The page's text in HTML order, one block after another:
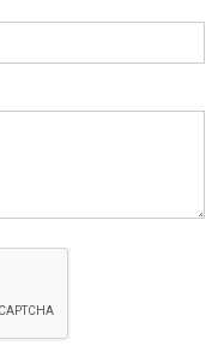
ход и сто раз
— не нравится.
Это нормально. Все
настаивать?
в пьесе, только
играет артистка